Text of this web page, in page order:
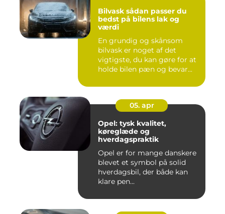
Bilvask sådan passer du
bedst på bilens lak og
værdi
En grundig og skånsom
bilvask er noget af det
vigtigste, du kan gøre for at
holde bilen pæn og bevar...
05. apr
Opel: tysk kvalitet,
køreglæde og
hverdagspraktik
Opel er for mange danskere
blevet et symbol på solid
hverdagsbil, der både kan
klare pen...